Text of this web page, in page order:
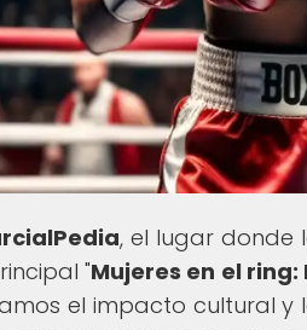
, el lugar donde
"Mujeres en el
el impacto cultural y